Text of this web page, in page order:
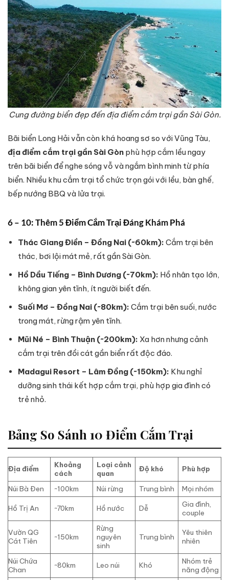
Cung đường biển đẹp đến địa điểm cắm trại gần Sài Gòn.
Bãi biển Long Hải vẫn còn khá hoang sơ so với Vũng Tàu,
địa điểm cắm trại gần Sài Gòn phù hợp cắm lều ngay
trên bãi biển để nghe sóng vỗ và ngắm bình minh từ phía
biển. Nhiều khu cắm trại tổ chức trọn gói với lều, bàn ghế,
bếp nướng BBQ và lửa trại.
6 – 10: Thêm 5 Điểm Cắm Trại Đáng Khám Phá
Thác Giang Điền – Đồng Nai (~60km): Cắm trại bên
thác, bơi lội mát mẻ, rất gần Sài Gòn.
Hồ Dầu Tiếng – Bình Dương (~70km): Hồ nhân tạo lớn,
không gian yên tĩnh, ít người biết đến.
Suối Mơ – Đồng Nai (~80km): Cắm trại bên suối, nước
trong mát, rừng rậm yên tĩnh.
Mũi Né – Bình Thuận (~200km): Xa hơn nhưng cảnh
cắm trại trên đồi cát gần biển rất độc đáo.
Madagui Resort – Lâm Đồng (~150km): Khu nghỉ
dưỡng sinh thái kết hợp cắm trại, phù hợp gia đình có
trẻ nhỏ.
Bảng So Sánh 10 Điểm Cắm Trại
Địa điểm
Khoảng
cách
Loại cảnh
quan
Độ khó Phù hợp
Núi Bà Đen ~100km Núi rừng Trung bình Mọi nhóm
Hồ Trị An ~70km Hồ nước Dễ
Gia đình,
couple
Vườn QG
Cát Tiên
~150km
Rừng
nguyên
sinh
Trung bình
Yêu thiên
nhiên
Núi Chứa
Chan
~80km Leo núi Khó
Nhóm trẻ
năng động